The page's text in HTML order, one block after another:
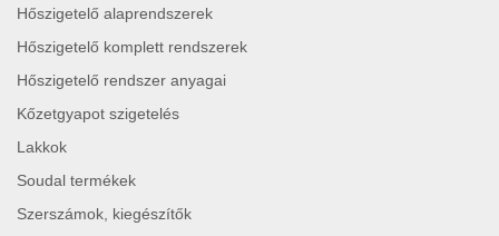
Hőszigetelő alaprendszerek
Hőszigetelő komplett rendszerek
Hőszigetelő rendszer anyagai
Kőzetgyapot szigetelés
Lakkok
Soudal termékek
Szerszámok, kiegészítők